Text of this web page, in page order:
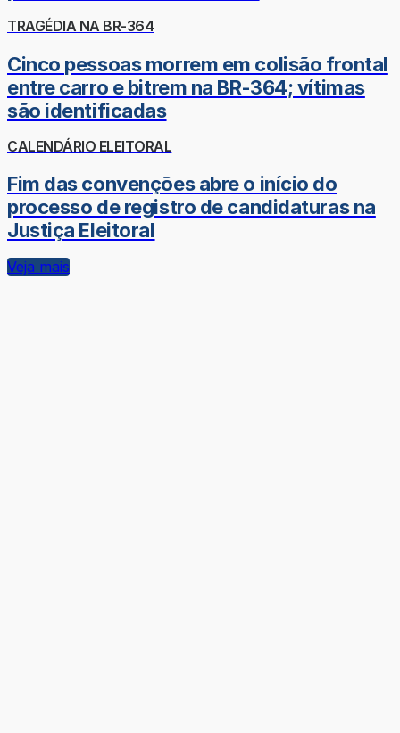
TRAGÉDIA NA BR-364
Cinco pessoas morrem em colisão frontal
entre carro e bitrem na BR-364; vítimas
são identificadas
CALENDÁRIO ELEITORAL
Fim das convenções abre o início do
processo de registro de candidaturas na
Justiça Eleitoral
Veja mais